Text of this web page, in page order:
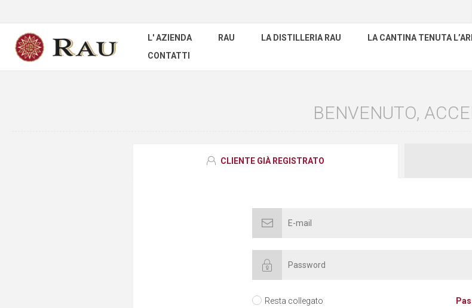
L' AZIENDA RAU LA DISTILLERIA RAU LA CANTINA TENUTA
CONTATTI
BENVENUTO,
CLIENTE GIÀ REGISTRATO
Resta collegato